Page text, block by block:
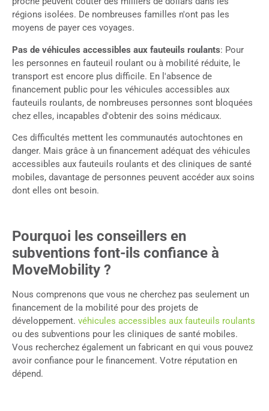
régions isolées. De nombreuses familles n'ont pas les
moyens de payer ces voyages.
Pas de véhicules accessibles aux fauteuils roulants: Pour
les personnes en fauteuil roulant ou à mobilité réduite, le
transport est encore plus difficile. En l'absence de
financement public pour les véhicules accessibles aux
fauteuils roulants, de nombreuses personnes sont bloquées
chez elles, incapables d'obtenir des soins médicaux.
Ces difficultés mettent les communautés autochtones en
danger. Mais grâce à un financement adéquat des véhicules
accessibles aux fauteuils roulants et des cliniques de santé
mobiles, davantage de personnes peuvent accéder aux soins
dont elles ont besoin.
Pourquoi les conseillers en
subventions font-ils confiance à
MoveMobility ?
Nous comprenons que vous ne cherchez pas seulement un
financement de la mobilité pour des projets de
développement. véhicules accessibles aux fauteuils roulants
ou des subventions pour les cliniques de santé mobiles.
Vous recherchez également un fabricant en qui vous pouvez
avoir confiance pour le financement. Votre réputation en
dépend.